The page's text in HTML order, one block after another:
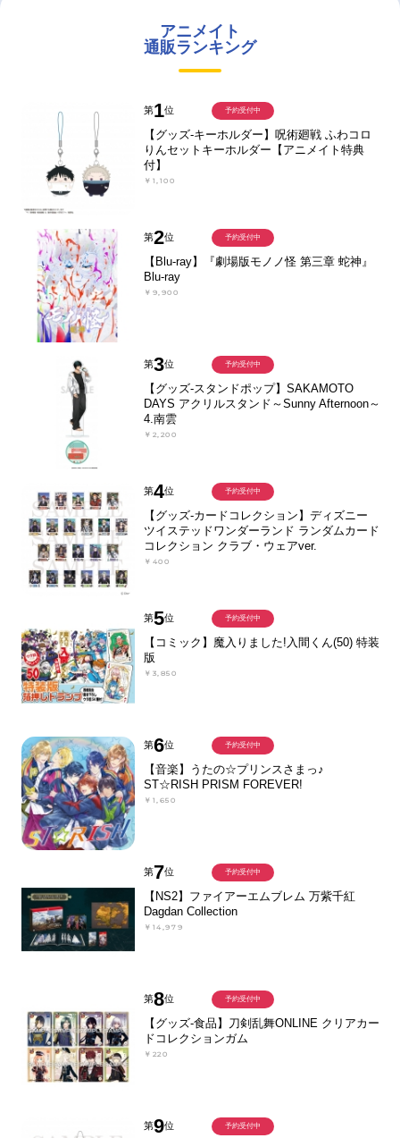
アニメイト
通販ランキング
第1位
【グッズ-キーホルダー】呪術廻戦 ふわコロ
りんセットキーホルダー【アニメイト特典
付】
￥1,100
予約受付中
第2位
【Blu-ray】『劇場版モノノ怪 第三章 蛇神』
Blu-ray
￥9,900
予約受付中
第3位
【グッズ-スタンドポップ】SAKAMOTO
DAYS アクリルスタンド～Sunny Afternoon～
4.南雲
￥2,200
予約受付中
第4位
【グッズ-カードコレクション】ディズニー
ツイステッドワンダーランド ランダムカード
コレクション クラブ・ウェアver.
￥400
予約受付中
第5位
【コミック】魔入りました!入間くん(50) 特装
版
￥3,850
予約受付中
第6位
【音楽】うたの☆プリンスさまっ♪
ST☆RISH PRISM FOREVER!
￥1,650
予約受付中
第7位
【NS2】ファイアーエムブレム 万紫千紅
Dagdan Collection
￥14,979
予約受付中
第8位
【グッズ-食品】刀剣乱舞ONLINE クリアカー
ドコレクションガム
￥220
予約受付中
第9位 予約受付中